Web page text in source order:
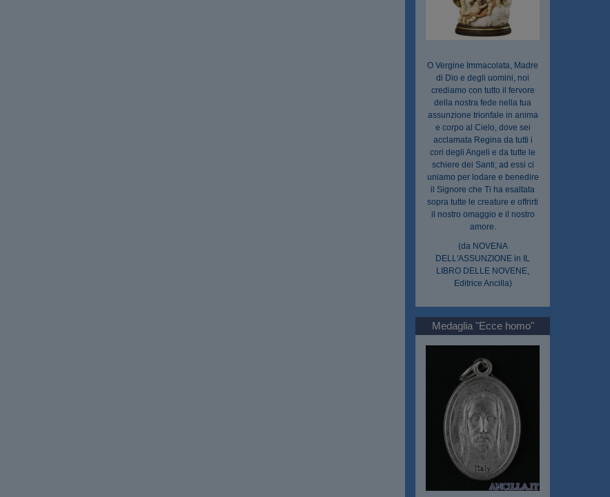
O Vergine Immacolata, Madre
di Dio e degli uomini, noi
crediamo con tutto il fervore
della nostra fede nella tua
assunzione trionfale in anima
e corpo al Cielo, dove sei
acclamata Regina da tutti i
cori degli Angeli e da tutte le
schiere dei Santi; ad essi ci
uniamo per lodare e benedire
il Signore che Ti ha esaltata
sopra tutte le creature e offrirti
il nostro omaggio e il nostro
amore.
(da NOVENA
DELL'ASSUNZIONE in IL
LIBRO DELLE NOVENE,
Editrice Ancilla)
Medaglia "Ecce homo"